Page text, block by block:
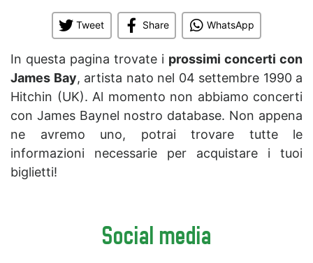
Tweet Share WhatsApp
In questa pagina trovate i prossimi concerti con
James Bay, artista nato nel 04 settembre 1990 a
Hitchin (UK). Al momento non abbiamo concerti
con James Baynel nostro database. Non appena
ne avremo uno, potrai trovare tutte le
informazioni necessarie per acquistare i tuoi
biglietti!
Social media